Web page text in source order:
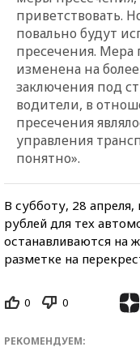
приветствовать.
повально будут
пресечения.
изменена на
заключения под
водители, в
пресечения
управления
понятно».
В субботу, 28
рублей для тех
останавливаются на
разметке на
0 0
РЕКОМЕНДУЕМ: